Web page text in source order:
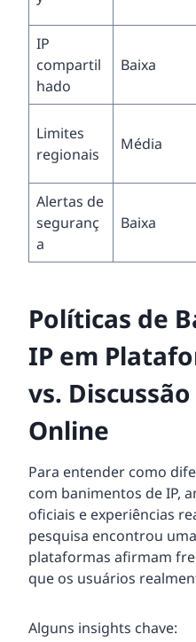
IP
compartil
hado
Baixa
Limites
regionais
Média
Alertas de
seguranç
a
Baixa
Políticas de
IP em
vs.
Online
Para entender como
com banimentos de IP,
oficiais e experiências
pesquisa encontrou
plataformas afirmam
que os usuários
Alguns insights chave: